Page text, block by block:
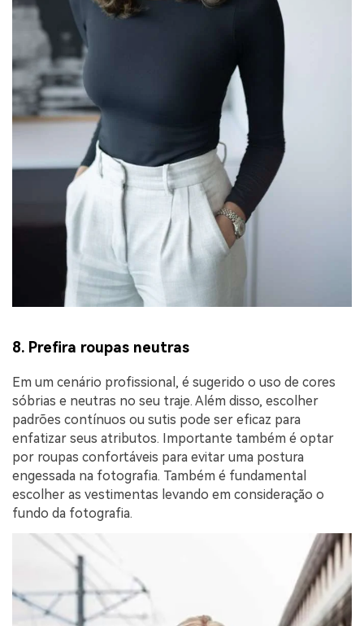
8. Prefira roupas neutras
Em um cenário profissional, é sugerido o uso de cores
sóbrias e neutras no seu traje. Além disso, escolher
padrões contínuos ou sutis pode ser eficaz para
enfatizar seus atributos. Importante também é optar
por roupas confortáveis para evitar uma postura
engessada na fotografia. Também é fundamental
escolher as vestimentas levando em consideração o
fundo da fotografia.